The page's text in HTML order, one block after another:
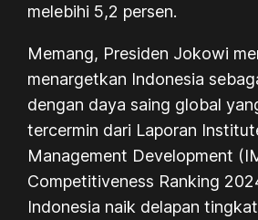
melebihi 5,2 persen.
Memang, Presiden Jokowi
menargetkan Indonesia
dengan daya saing global
tercermin dari Laporan
Management Development
Competitiveness Ranking
Indonesia naik delapan